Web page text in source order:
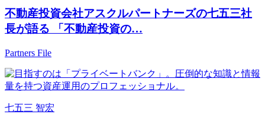
不動産投資会社アスクルパートナーズの七五三社
長が語る 「不動産投資の…
Partners File
七五三 智宏